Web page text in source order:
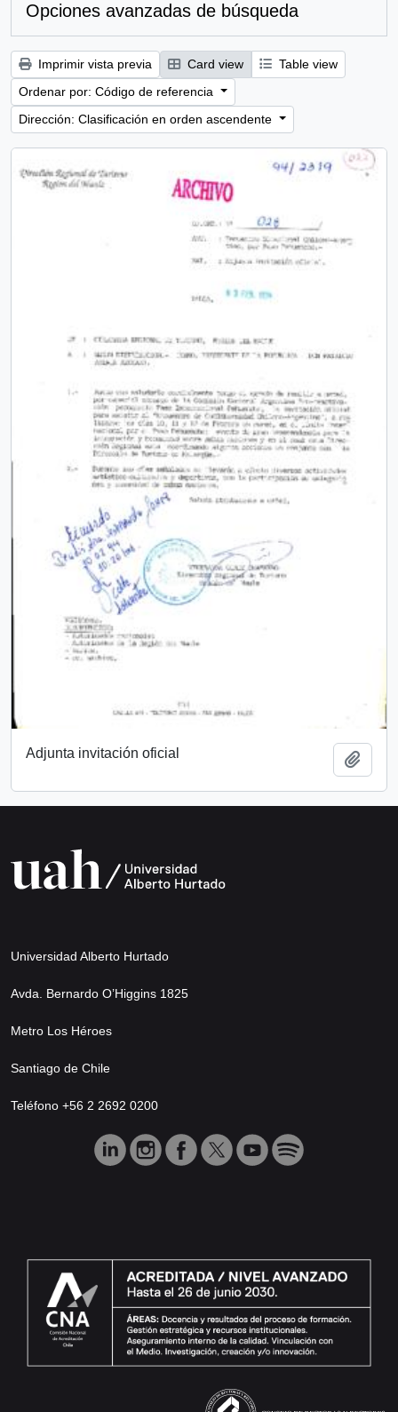
Opciones avanzadas de búsqueda
Imprimir vista previa Card view
Table view
Ordenar por: Código de referencia
Dirección: Clasificación en orden ascendente
Adjunta invitación oficial
Universidad Alberto Hurtado
Avda. Bernardo O’Higgins 1825
Metro Los Héroes
Santiago de Chile
Teléfono +56 2 2692 0200